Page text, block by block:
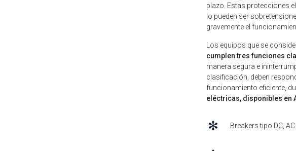
plazo. Estas protecciones
lo pueden ser
gravemente el
Los equipos que se
cumplen tres funciones
manera segura e
clasificación, deben
funcionamiento eficiente,
eléctricas, disponibles en
✻ Breakers tipo DC,